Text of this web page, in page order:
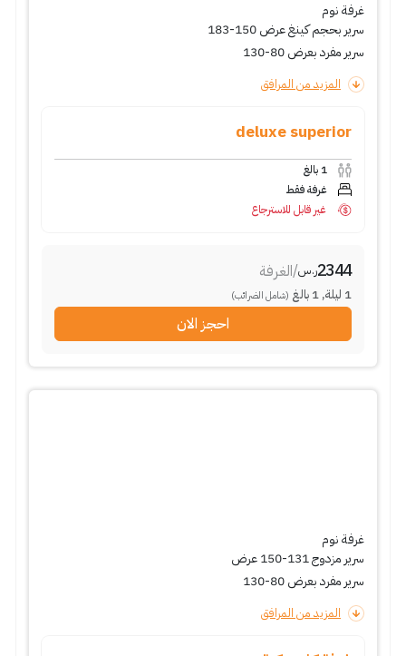
غرفة نوم
سرير بحجم كينغ عرض 150-183
سرير مفرد بعرض 80-130
المزيد من المرافق
deluxe superior
1 بالغ
غرفة فقط
غير قابل للاسترجاع
2344ر.س/الغرفة
1 ليلة,
1 بالغ (شامل الضرائب)
احجز الان
غرفة نوم
سرير مزدوج 131-150 عرض
سرير مفرد بعرض 80-130
المزيد من المرافق